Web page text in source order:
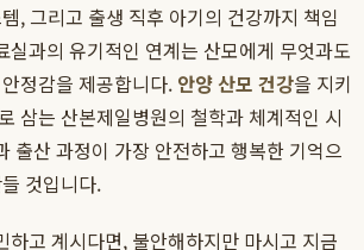
, 그리고 출생 직후 아기의 건강까지 책임
실과의 유기적인 연계는 산모에게 무엇과도
정감을 제공합니다. 안양 산모 건강을 지키
삼는 산본제일병원의 철학과 체계적인 시
출산 과정이 가장 안전하고 행복한 기억으
것입니다.
하고 계시다면, 불안해하지만 마시고 지금